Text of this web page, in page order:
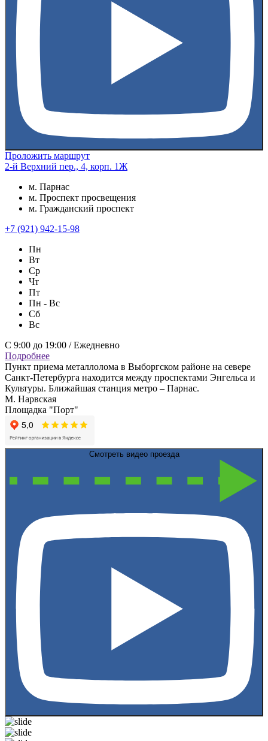
Проложить маршрут
2-й Верхний пер., 4, корп. 1Ж
м. Парнас
м. Проспект просвещения
м. Гражданский проспект
+7 (921) 942-15-98
Пн
Вт
Ср
Чт
Пт
Пн - Вс
Сб
Вс
С 9:00 до 19:00 / Ежедневно
Подробнее
Пункт приема металлолома в Выборгском районе на севере
Санкт-Петербурга находится между проспектами Энгельса и
Культуры. Ближайшая станция метро – Парнас.
М. Нарвская
Площадка "Порт"
Смотреть видео проезда